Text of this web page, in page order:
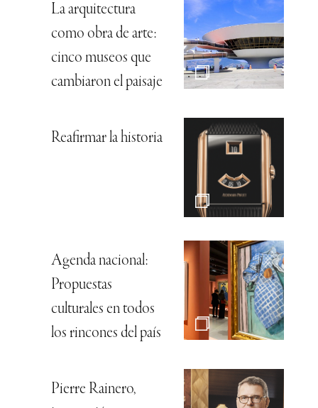
La arquitectura
como obra de arte:
cinco museos que
cambiaron el paisaje
Reafirmar la historia
Agenda nacional:
Propuestas
culturales en todos
los rincones del país
Pierre Rainero,